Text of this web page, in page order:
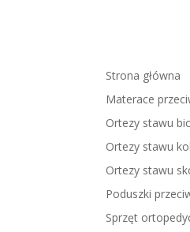
Strona główna
Materace
Ortezy stawu
Ortezy stawu
Ortezy stawu
Poduszki
Sprzęt